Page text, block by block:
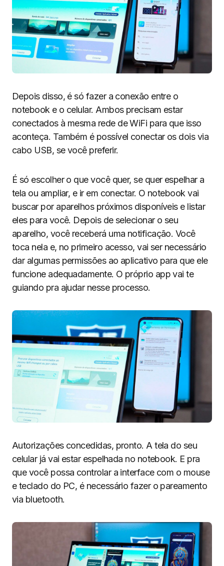
Depois disso, é só fazer a conexão entre o
notebook e o celular. Ambos precisam estar
conectados à mesma rede de WiFi para que isso
aconteça. Também é possível conectar os dois via
cabo USB, se você preferir.
É só escolher o que você quer, se quer espelhar a
tela ou ampliar, e ir em conectar. O notebook vai
buscar por aparelhos próximos disponíveis e listar
eles para você. Depois de selecionar o seu
aparelho, você receberá uma notificação. Você
toca nela e, no primeiro acesso, vai ser necessário
dar algumas permissões ao aplicativo para que ele
funcione adequadamente. O próprio app vai te
guiando pra ajudar nesse processo.
Autorizações concedidas, pronto. A tela do seu
celular já vai estar espelhada no notebook. E pra
que você possa controlar a interface com o mouse
e teclado do PC, é necessário fazer o pareamento
via bluetooth.